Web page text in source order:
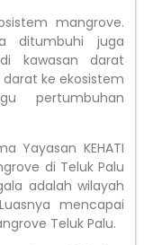
mangrove.
ditumbuhi juga
kawasan darat
ke ekosistem
pertumbuhan
Yayasan KEHATI
di Teluk Palu
adalah wilayah
mencapai
Teluk Palu.